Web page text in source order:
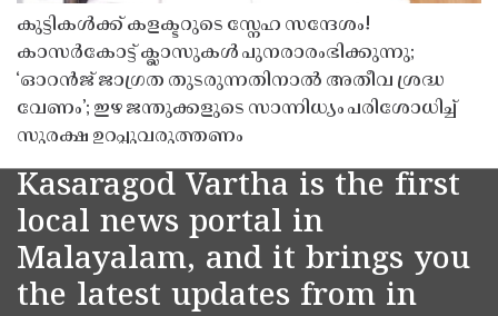
കുട്ടികൾക്ക് കളക്ടറുടെ സ്നേഹ സന്ദേശം!
കാസർകോട്ട് ക്ലാസുകൾ പുനരാരംഭിക്കുന്നു;
‘ഓറൻജ് ജാഗ്രത തുടരുന്നതിനാൽ അതീവ ശ്രദ്ധ
വേണം’; ഇഴ ജന്തുക്കളുടെ സാന്നിധ്യം പരിശോധിച്ച്
സുരക്ഷ ഉറപ്പുവരുത്തണം
Kasaragod Vartha is the first
local news portal in
Malayalam, and it brings you
the latest updates from in